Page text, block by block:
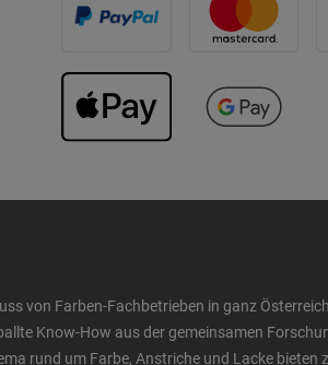
von Farben-Fachbetrieben in ganz
Know-How aus der gemeinsamen
rund um Farbe, Anstriche und Lacke bieten